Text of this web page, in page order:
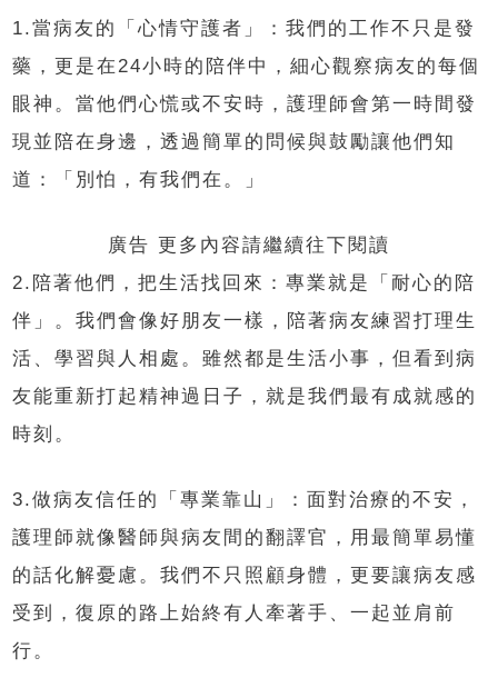
1.當病友的「心情守護者」：我們的工作不只是發
藥，更是在24小時的陪伴中，細心觀察病友的每個
眼神。當他們心慌或不安時，護理師會第一時間發
現並陪在身邊，透過簡單的問候與鼓勵讓他們知
道：「別怕，有我們在。」
廣告 更多內容請繼續往下閱讀
2.陪著他們，把生活找回來：專業就是「耐心的陪
伴」。我們會像好朋友一樣，陪著病友練習打理生
活、學習與人相處。雖然都是生活小事，但看到病
友能重新打起精神過日子，就是我們最有成就感的
時刻。
3.做病友信任的「專業靠山」：面對治療的不安，
護理師就像醫師與病友間的翻譯官，用最簡單易懂
的話化解憂慮。我們不只照顧身體，更要讓病友感
受到，復原的路上始終有人牽著手、一起並肩前
行。